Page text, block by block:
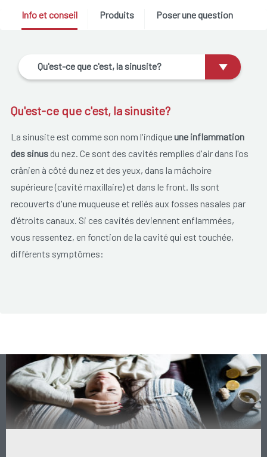
Info et conseil Produits Poser une question
Qu'est-ce que c'est, la sinusite?
Qu'est-ce que c'est, la sinusite?
La sinusite est comme son nom l'indiqueune inflammation
des sinusdu nez. Ce sont des cavités remplies d'air dans l'os
crânien à côté du nez et des yeux, dans la mâchoire
supérieure (cavité maxillaire) et dans le front. Ils sont
recouverts d'une muqueuse et reliés aux fosses nasales par
d'étroits canaux. Si ces cavités deviennent enflammées,
vous ressentez, en fonction de la cavité qui est touchée,
différents symptômes:
atteints).
Des sécrétions nasales jaunes ou vertes.
Un nez bouché.